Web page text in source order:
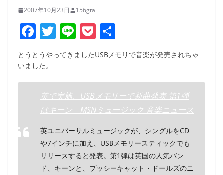
2007年10月23日 156gta
F
a
c
e
b
o
o
k
T
w
itt
er
Li
n
e
P
o
ck
et
有
とうとうやってきましたUSBメモリで音楽が発売されちゃ
いました。
英で実施、USBメモリーで新曲発表 第1弾
はキーン MSNミュージック 音楽ニュース
英ユニバーサルミュージックが、シングルをCD
や7インチに加え、USBメモリースティックでも
リリースすると発表。第1弾は英国の人気バン
ド、キーンと、プッシーキャット・ドールズのニ